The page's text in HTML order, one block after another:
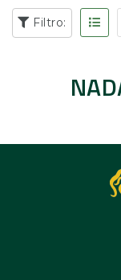
Filtro: